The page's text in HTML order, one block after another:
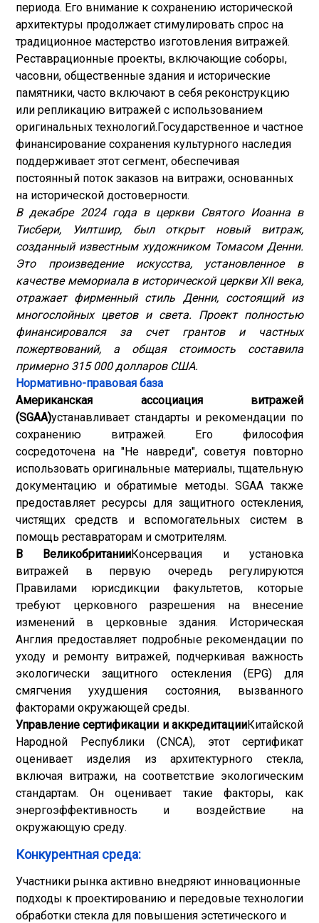
периода. Его внимание к сохранению исторической
архитектуры продолжает стимулировать спрос на
традиционное мастерство изготовления витражей.
Реставрационные проекты, включающие соборы,
часовни, общественные здания и исторические
памятники, часто включают в себя реконструкцию
или репликацию витражей с использованием
оригинальных технологий.Государственное и частное
финансирование сохранения культурного наследия
поддерживает этот сегмент, обеспечивая
постоянный поток заказов на витражи, основанных
на исторической достоверности.
В декабре 2024 года в церкви Святого Иоанна в
Тисбери, Уилтшир, был открыт новый витраж,
созданный известным художником Томасом Денни.
Это произведение искусства, установленное в
качестве мемориала в исторической церкви XII века,
отражает фирменный стиль Денни, состоящий из
многослойных цветов и света. Проект полностью
финансировался за счет грантов и частных
пожертвований, а общая стоимость составила
примерно 315 000 долларов США.
Нормативно-правовая база
Американская ассоциация витражей
(SGAA)устанавливает стандарты и рекомендации по
сохранению витражей. Его философия
сосредоточена на "Не навреди", советуя повторно
использовать оригинальные материалы, тщательную
документацию и обратимые методы. SGAA также
предоставляет ресурсы для защитного остекления,
чистящих средств и вспомогательных систем в
помощь реставраторам и смотрителям.
В ВеликобританииКонсервация и установка
витражей в первую очередь регулируются
Правилами юрисдикции факультетов, которые
требуют церковного разрешения на внесение
изменений в церковные здания. Историческая
Англия предоставляет подробные рекомендации по
уходу и ремонту витражей, подчеркивая важность
экологически защитного остекления (EPG) для
смягчения ухудшения состояния, вызванного
факторами окружающей среды.
Управление сертификации и аккредитацииКитайской
Народной Республики (CNCA), этот сертификат
оценивает изделия из архитектурного стекла,
включая витражи, на соответствие экологическим
стандартам. Он оценивает такие факторы, как
энергоэффективность и воздействие на
окружающую среду.
Конкурентная среда:
Участники рынка активно внедряют инновационные
подходы к проектированию и передовые технологии
обработки стекла для повышения эстетического и